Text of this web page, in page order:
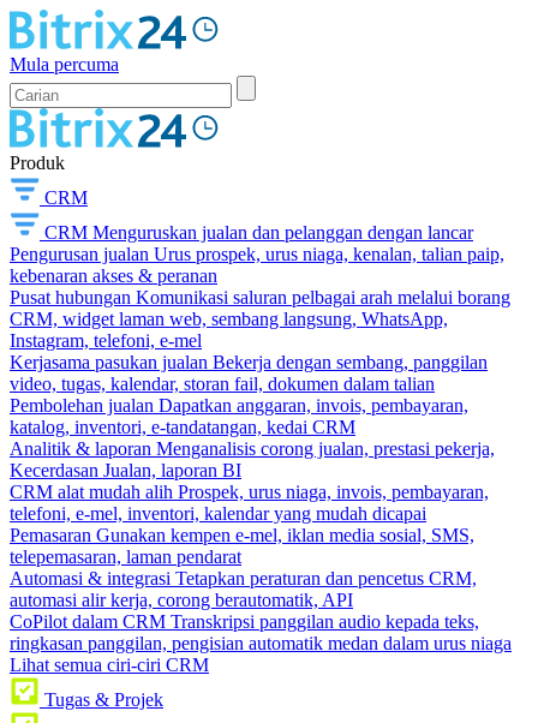
Mula percuma
Produk
CRM
CRM Menguruskan jualan dan pelanggan dengan lancar
Pengurusan jualan Urus prospek, urus niaga, kenalan, talian paip,
kebenaran akses & peranan
Pusat hubungan Komunikasi saluran pelbagai arah melalui borang
CRM, widget laman web, sembang langsung, WhatsApp,
Instagram, telefoni, e-mel
Kerjasama pasukan jualan Bekerja dengan sembang, panggilan
video, tugas, kalendar, storan fail, dokumen dalam talian
Pembolehan jualan Dapatkan anggaran, invois, pembayaran,
katalog, inventori, e-tandatangan, kedai CRM
Analitik & laporan Menganalisis corong jualan, prestasi pekerja,
Kecerdasan Jualan, laporan BI
CRM alat mudah alih Prospek, urus niaga, invois, pembayaran,
telefoni, e-mel, inventori, kalendar yang mudah dicapai
Pemasaran Gunakan kempen e-mel, iklan media sosial, SMS,
telepemasaran, laman pendarat
Automasi & integrasi Tetapkan peraturan dan pencetus CRM,
automasi alir kerja, corong berautomatik, API
CoPilot dalam CRM Transkripsi panggilan audio kepada teks,
ringkasan panggilan, pengisian automatik medan dalam urus niaga
Lihat semua ciri-ciri CRM
Tugas & Projek